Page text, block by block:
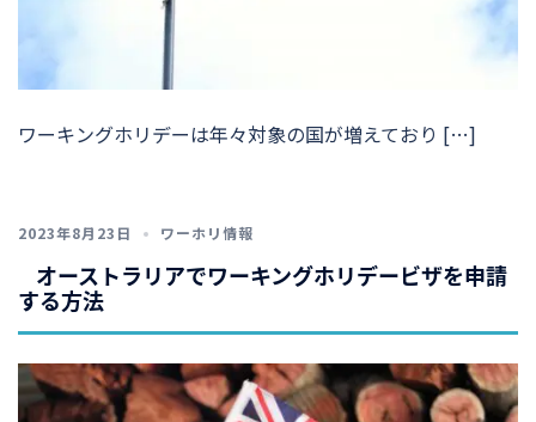
ワーキングホリデーは年々対象の国が増えており […]
2023年8月23日 ワーホリ情報
オーストラリアでワーキングホリデービザを申請
する方法